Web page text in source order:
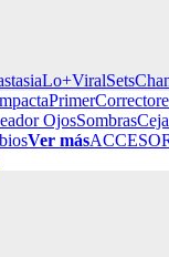
Lo+ViralSets
Primer
OjosSombras
Ver más